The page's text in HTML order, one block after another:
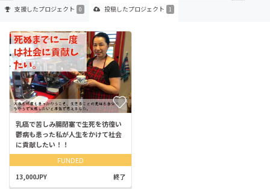
支援したプロジェクト 0 投稿したプロジェクト 1
乳癌で苦しみ腸閉塞で生死を彷徨い
鬱病も患った私が人生をかけて社会
に貢献したい！！
FUNDED
13,000JPY 終了